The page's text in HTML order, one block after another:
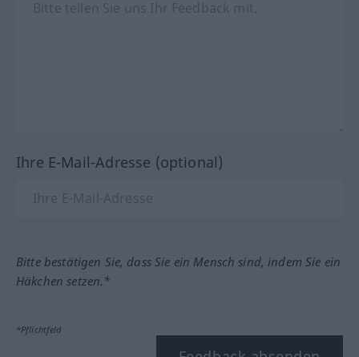
Ihre E-Mail-Adresse (optional)
Bitte bestätigen Sie, dass Sie ein Mensch sind, indem Sie ein
Häkchen setzen.*
*Pflichtfeld